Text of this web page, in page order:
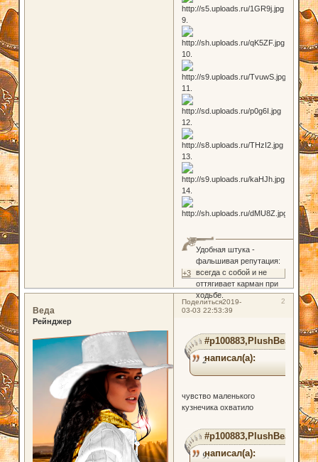
9.
10.
11.
12.
13.
14.
Удобная штука -
фальшивая репутация:
всегда с собой и не
оттягивает карман при
ходьбе.
+3
Поделиться 2
2019-
03-03 22:53:39
Веда
Рейнджер
#p100883,PlushBear
написал(а):
2
чувство маленького
кузнечика охватило
#p100883,PlushBear
написал(а):
9.